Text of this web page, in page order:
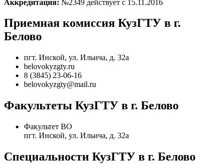
Аккредитация: №2349 действует с 15.11.2016
Приемная комиссия КузГТУ в г.
Белово
пгт. Инской, ул. Ильича, д. 32а
belovokyzgty.ru
8 (3845) 23-06-16
belovokyzgty@mail.ru
Факультеты КузГТУ в г. Белово
Факультет ВО
пгт. Инской, ул. Ильича, д. 32а
Специальности КузГТУ в г. Белово